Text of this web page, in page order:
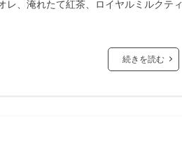
、淹れたて紅茶、ロイヤルミルクティ
続きを読む